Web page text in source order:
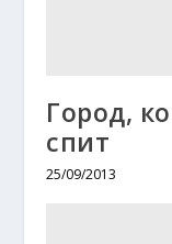
Город,
спит
25/09/2013